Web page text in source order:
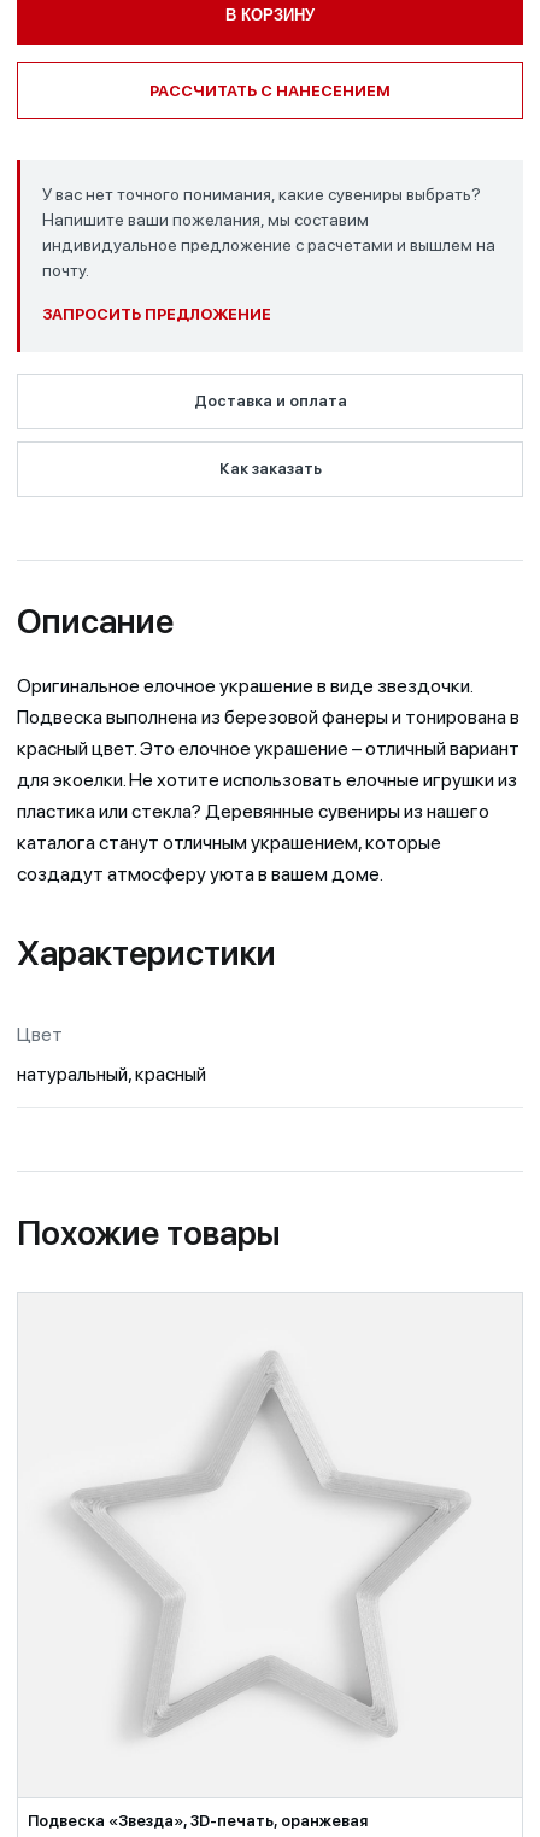
В КОРЗИНУ
РАССЧИТАТЬ С НАНЕСЕНИЕМ
У вас нет точного понимания, какие сувениры выбрать?
Напишите ваши пожелания, мы составим
индивидуальное предложение с расчетами и вышлем на
почту.
ЗАПРОСИТЬ ПРЕДЛОЖЕНИЕ
Доставка и оплата
Как заказать
Описание
Оригинальное елочное украшение в виде звездочки.
Подвеска выполнена из березовой фанеры и тонирована в
красный цвет. Это елочное украшение – отличный вариант
для экоелки. Не хотите использовать елочные игрушки из
пластика или стекла? Деревянные сувениры из нашего
каталога станут отличным украшением, которые
создадут атмосферу уюта в вашем доме.
Характеристики
Цвет
натуральный, красный
Похожие товары
Подвеска «Звезда», 3D-печать, оранжевая